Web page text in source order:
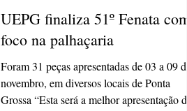
UEPG finaliza 51º Fenata com
foco na palhaçaria
Foram 31 peças apresentadas de 03 a 09 de
novembro, em diversos locais de Ponta
Grossa “Esta será a melhor apresentação da